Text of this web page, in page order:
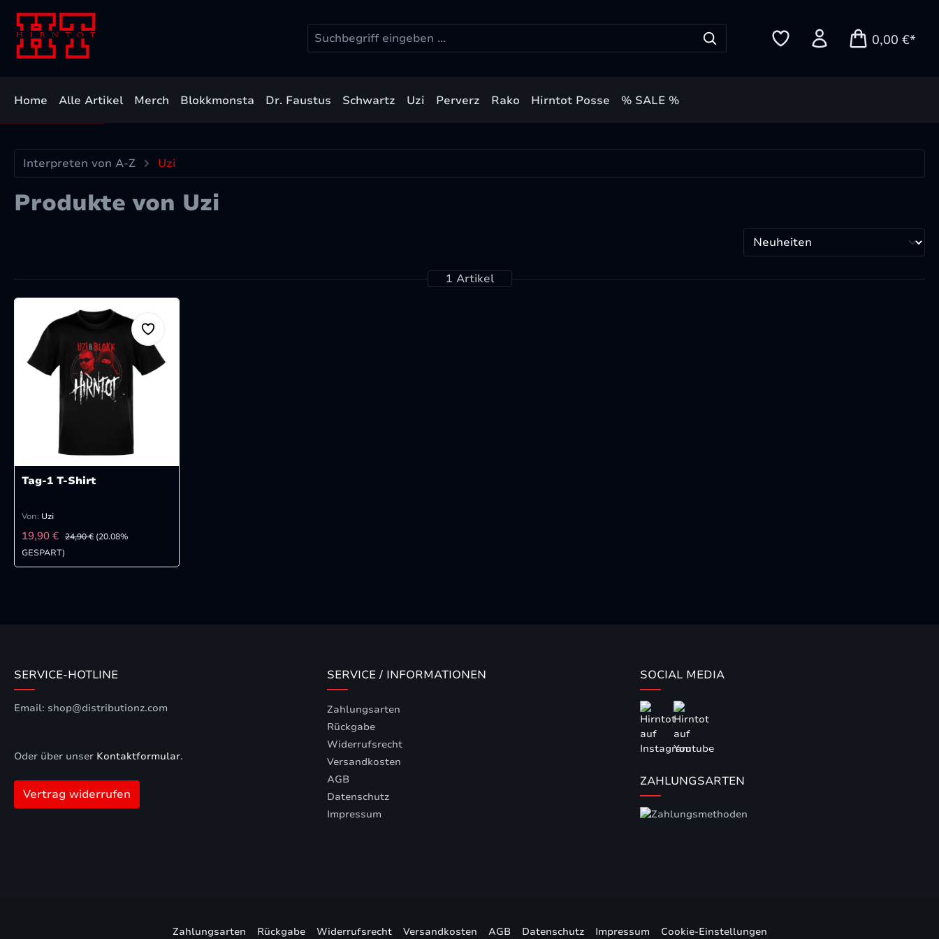
Hauptinhalt springen
Zur Suche springen
Zur Hauptnavigation springen
0,00 €*
Home Alle Artikel Merch Blokkmonsta Dr. Faustus Schwartz Uzi Perverz Rako Hirntot Posse % SALE %
Interpreten von A-Z Uzi
Produkte von Uzi
1 Artikel
Tag-1 T-Shirt
Von: Uzi
VERKAUFSPREIS:
19,90 € REGULÄRER PREIS:
24,90 € (20.08%
GESPART)
SERVICE-HOTLINE
Email: shop@distributionz.com
Oder über unser Kontaktformular.
Vertrag widerrufen
SERVICE / INFORMATIONEN
Zahlungsarten
Rückgabe
Widerrufsrecht
Versandkosten
AGB
Datenschutz
Impressum
SOCIAL MEDIA
ZAHLUNGSARTEN
Zahlungsarten Rückgabe Widerrufsrecht Versandkosten AGB Datenschutz Impressum Cookie-Einstellungen